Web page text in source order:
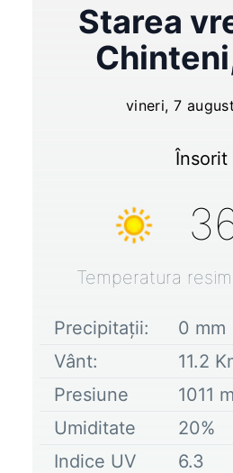
Starea
Chinteni
vineri, 7
Însorit
Temperatura
Precipitații: 0 mm
Vânt:
11.2
Presiune
1011
Umiditate
20%
Indice UV
6.3